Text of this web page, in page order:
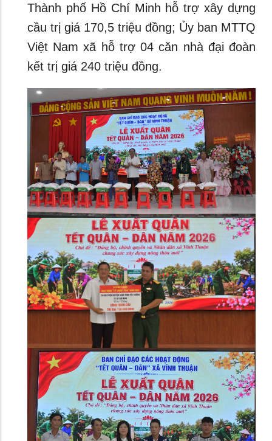
Thành phố Hồ Chí Minh hỗ trợ xây dựng
cầu trị giá 170,5 triệu đồng; Ủy ban MTTQ
Việt Nam xã hỗ trợ 04 căn nhà đại đoàn
kết trị giá 240 triệu đồng.